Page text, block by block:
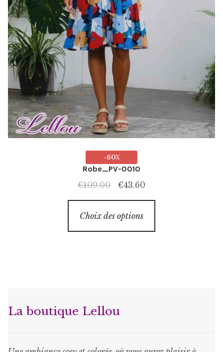
-60%
Robe_PV-0010
€109.00
Le
prix
initial
€43.60Le
prix
Choix des options
a
sur
La boutique Lellou